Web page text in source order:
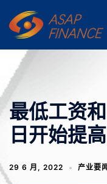
content
最低工资
日开始提高
29 6 月, 2022 产业要闻